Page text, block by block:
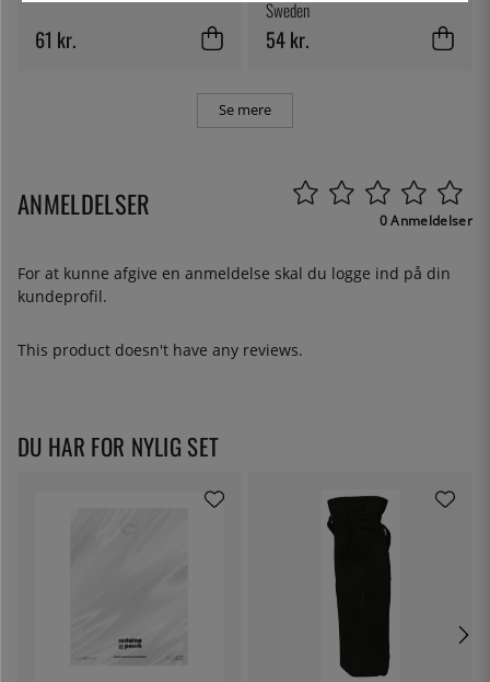
61 kr.
Sweden
54 kr.
Se mere
ANMELDELSER 0 Anmeldelser
For at kunne afgive en anmeldelse skal du logge ind på din
kundeprofil.
This product doesn't have any reviews.
DU HAR FOR NYLIG SET